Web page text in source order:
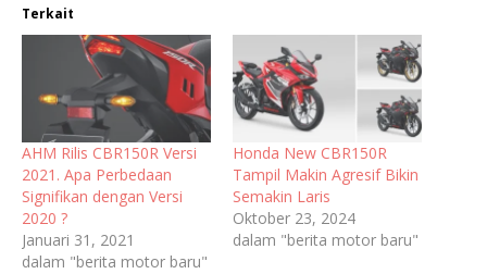
Terkait
AHM Rilis CBR150R Versi
2021. Apa Perbedaan
Signifikan dengan Versi
2020 ?
Januari 31, 2021
dalam "berita motor baru"
Honda New CBR150R
Tampil Makin Agresif Bikin
Semakin Laris
Oktober 23, 2024
dalam "berita motor baru"